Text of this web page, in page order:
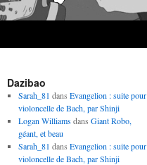
Dazibao
Sarah_81 dans Evangelion : suite pour
violoncelle de Bach, par Shinji
Logan Williamsdans Giant Robo,
géant, et beau
Sarah_81 dans Evangelion : suite pour
violoncelle de Bach, par Shinji